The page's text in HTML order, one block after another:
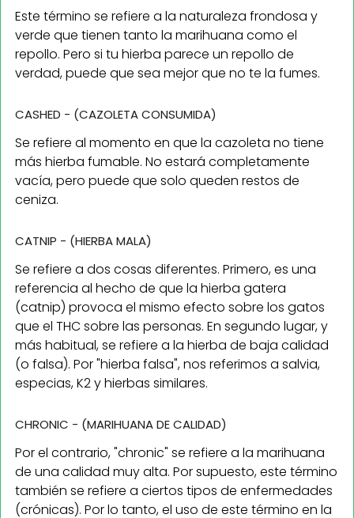
Este término se refiere a la naturaleza frondosa y
verde que tienen tanto la marihuana como el
repollo. Pero si tu hierba parece un repollo de
verdad, puede que sea mejor que no te la fumes.
CASHED - (CAZOLETA CONSUMIDA)
Se refiere al momento en que la cazoleta no tiene
más hierba fumable. No estará completamente
vacía, pero puede que solo queden restos de
ceniza.
CATNIP - (HIERBA MALA)
Se refiere a dos cosas diferentes. Primero, es una
referencia al hecho de que la hierba gatera
(catnip) provoca el mismo efecto sobre los gatos
que el THC sobre las personas. En segundo lugar, y
más habitual, se refiere a la hierba de baja calidad
(o falsa). Por "hierba falsa", nos referimos a salvia,
especias, K2 y hierbas similares.
CHRONIC - (MARIHUANA DE CALIDAD)
Por el contrario, "chronic" se refiere a la marihuana
de una calidad muy alta. Por supuesto, este término
también se refiere a ciertos tipos de enfermedades
(crónicas). Por lo tanto, el uso de este término en la